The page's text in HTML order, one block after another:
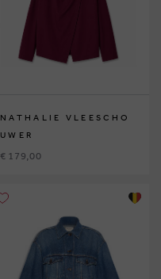
NATHALIE VLEESCHO
UWER
€ 179,00